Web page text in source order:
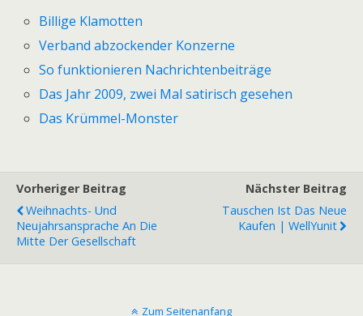
Billige Klamotten
Verband abzockender Konzerne
So funktionieren Nachrichtenbeiträge
Das Jahr 2009, zwei Mal satirisch gesehen
Das Krümmel-Monster
Vorheriger Beitrag
Weihnachts- Und
Neujahrsansprache An Die
Mitte Der Gesellschaft
Nächster Beitrag
Tauschen Ist Das Neue
Kaufen | WellYunit
Zum Seitenanfang